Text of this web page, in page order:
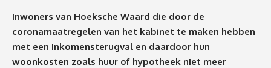
Inwoners van Hoeksche Waard die door de
coronamaatregelen van het kabinet te maken hebben
met een inkomensterugval en daardoor hun
woonkosten zoals huur of hypotheek niet meer